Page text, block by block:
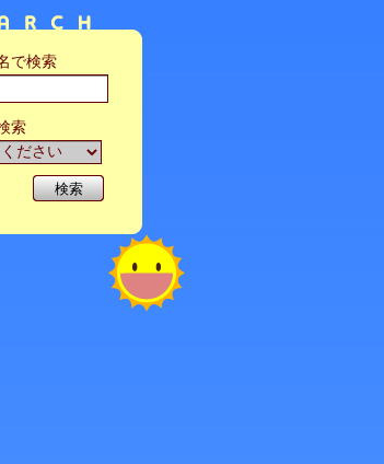
で検索
索